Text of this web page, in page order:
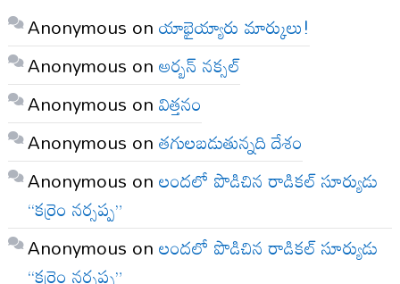
Anonymous onయాభైయ్యారు మార్కులు!
Anonymous onఅర్బన్ నక్సల్
Anonymous onవిత్తనం
Anonymous onతగులబడుతున్నది దేశం
Anonymous onలందలో పొడిచిన రాడికల్ సూర్యుడు
“కర్రెం నర్సప్ప”
Anonymous onలందలో పొడిచిన రాడికల్ సూర్యుడు
“కర్రెం నర్సప్ప”